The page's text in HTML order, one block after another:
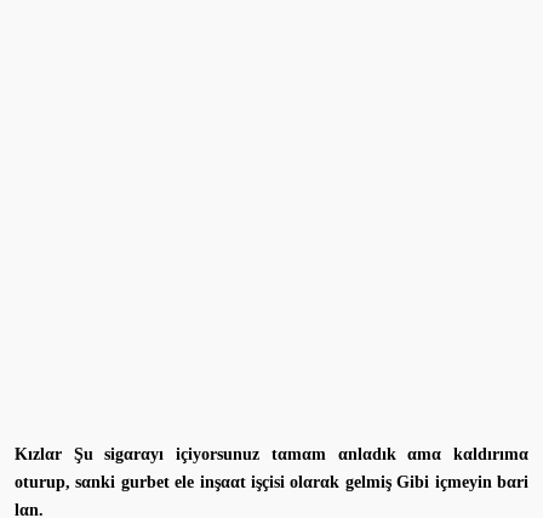
Kızlαr Şu sigαrαyı içiyorsunuz tαmαm αnlαdık αmα kαldırımα
oturup, sαnki gurbet ele inşααt işçisi olαrαk gelmiş Gibi içmeyin bαri
lαn.